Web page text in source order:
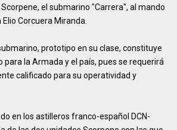
el submarino "Carrera", al mando
Corcuera Miranda.
prototipo en su clase, constituye
para la Armada y el país, pues se requerirá
calificado para su operatividad y
en los astilleros franco-español DCN-